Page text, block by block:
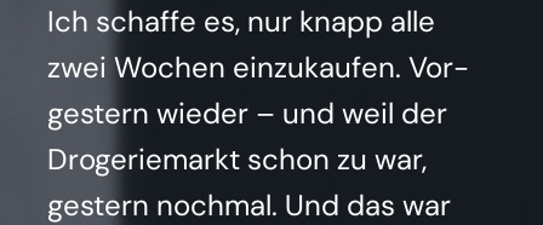
Ich schaf­fe es, nur knapp alle
zwei Wochen ein­zu­kau­fen. Vor­
ges­tern wie­der – und weil der
Dro­ge­rie­markt schon zu war,
ges­tern noch­mal. Und das war